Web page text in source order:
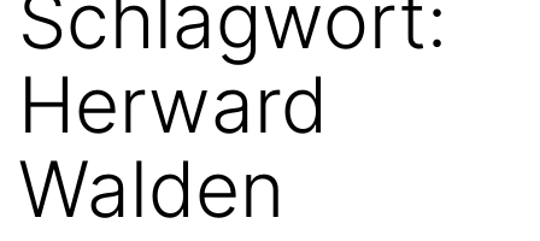
Schlagwort:
Herward
Walden